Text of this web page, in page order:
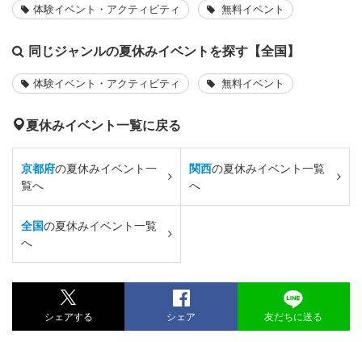
体験イベント・アクティビティ 無料イベント
同じジャンルの夏休みイベントを探す【全国】
体験イベント・アクティビティ 無料イベント
夏休みイベント一覧に戻る
京都府の夏休みイベント一
覧へ
関西の夏休みイベント一覧
へ
全国の夏休みイベント一覧
へ
シェアする シェア 友だちに送る